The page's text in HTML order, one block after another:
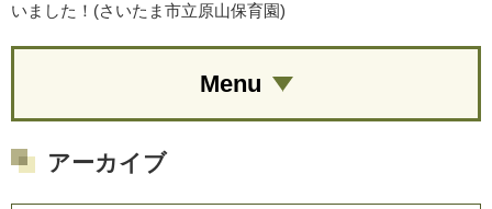
いました！(さいたま市立原山保育園)
Menu
アーカイブ